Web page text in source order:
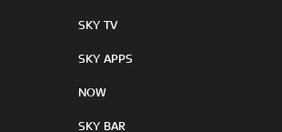
SKY TV
SKY APPS
NOW
SKY BAR